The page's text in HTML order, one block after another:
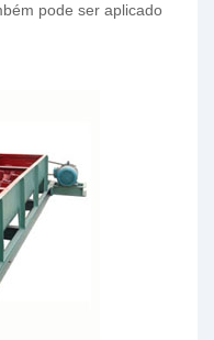
pode ser aplicado